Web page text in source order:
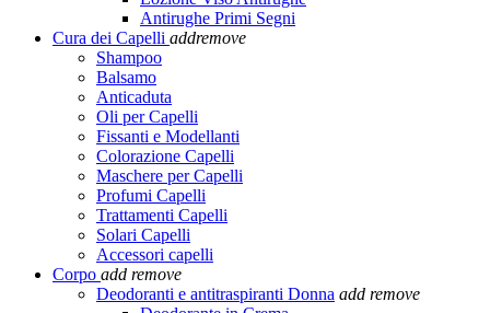
Antirughe Primi Segni
Cura dei Capelli addremove
Shampoo
Balsamo
Anticaduta
Oli per Capelli
Fissanti e Modellanti
Colorazione Capelli
Maschere per Capelli
Profumi Capelli
Trattamenti Capelli
Solari Capelli
Accessori capelli
Corpo add remove
Deodoranti e antitraspiranti Donna add remove